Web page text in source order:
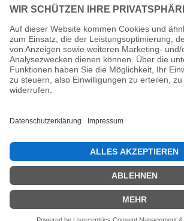
Unsere Prüfsiegel